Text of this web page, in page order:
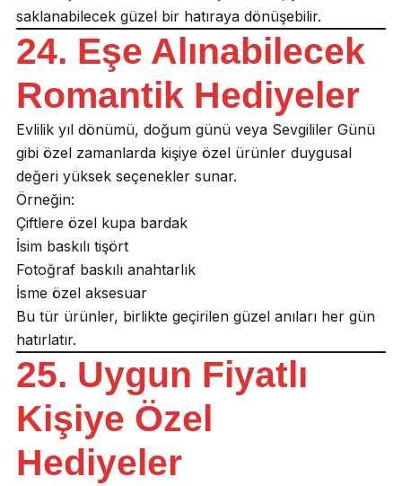
saklanabilecek güzel bir hatıraya dönüşebilir.
24. Eşe Alınabilecek
Romantik Hediyeler
Evlilik yıl dönümü, doğum günü veya Sevgililer Günü
gibi özel zamanlarda kişiye özel ürünler duygusal
değeri yüksek seçenekler sunar.
Örneğin:
Çiftlere özel kupa bardak
İsim baskılı tişört
Fotoğraf baskılı anahtarlık
İsme özel aksesuar
Bu tür ürünler, birlikte geçirilen güzel anıları her gün
hatırlatır.
25. Uygun Fiyatlı
Kişiye Özel
Hediyeler